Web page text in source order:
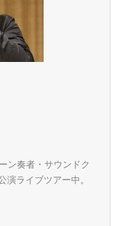
ン奏者・サウンドク
演ライブツアー中。